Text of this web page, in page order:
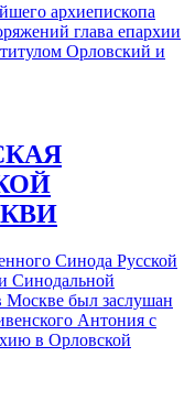
архиепископа
глава епархии
Орловский и
Синода Русской
Синодальной
Москве был заслушан
Антония с
в Орловской